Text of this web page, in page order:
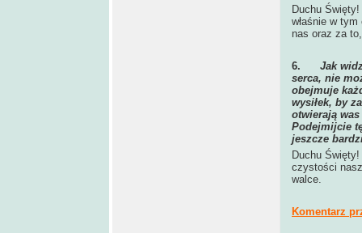
Duchu
właśnie w
nas oraz za
6. Jak
serca, nie
obejmuje
wysiłek, by
otwierają
Podejmijcie
jeszcze
Duchu
czystości
walce.
Komentarz